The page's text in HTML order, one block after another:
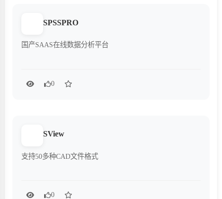
SPSSPRO
国产SAAS在线数据分析平台
0
SView
支持50多种CAD文件格式
0